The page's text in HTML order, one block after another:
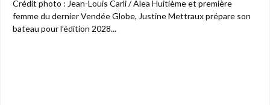
Crédit photo : Jean-Louis Carli / Alea Huitième et première
femme du dernier Vendée Globe, Justine Mettraux prépare son
bateau pour l’édition 2028...